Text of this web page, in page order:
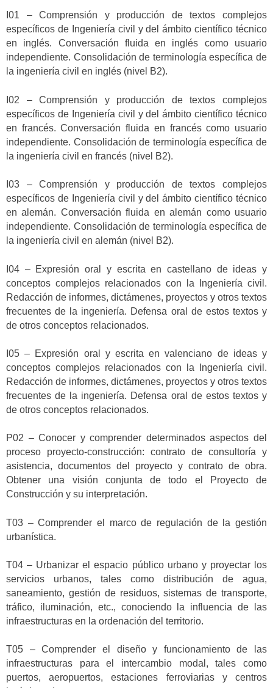
I01 – Comprensión y producción de textos complejos
específicos de Ingeniería civil y del ámbito científico técnico
en inglés. Conversación fluida en inglés como usuario
independiente. Consolidación de terminología específica de
la ingeniería civil en inglés (nivel B2).
I02 – Comprensión y producción de textos complejos
específicos de Ingeniería civil y del ámbito científico técnico
en francés. Conversación fluida en francés como usuario
independiente. Consolidación de terminología específica de
la ingeniería civil en francés (nivel B2).
I03 – Comprensión y producción de textos complejos
específicos de Ingeniería civil y del ámbito científico técnico
en alemán. Conversación fluida en alemán como usuario
independiente. Consolidación de terminología específica de
la ingeniería civil en alemán (nivel B2).
I04 – Expresión oral y escrita en castellano de ideas y
conceptos complejos relacionados con la Ingeniería civil.
Redacción de informes, dictámenes, proyectos y otros textos
frecuentes de la ingeniería. Defensa oral de estos textos y
de otros conceptos relacionados.
I05 – Expresión oral y escrita en valenciano de ideas y
conceptos complejos relacionados con la Ingeniería civil.
Redacción de informes, dictámenes, proyectos y otros textos
frecuentes de la ingeniería. Defensa oral de estos textos y
de otros conceptos relacionados.
P02 – Conocer y comprender determinados aspectos del
proceso proyecto-construcción: contrato de consultoría y
asistencia, documentos del proyecto y contrato de obra.
Obtener una visión conjunta de todo el Proyecto de
Construcción y su interpretación.
T03 – Comprender el marco de regulación de la gestión
urbanística.
T04 – Urbanizar el espacio público urbano y proyectar los
servicios urbanos, tales como distribución de agua,
saneamiento, gestión de residuos, sistemas de transporte,
tráfico, iluminación, etc., conociendo la influencia de las
infraestructuras en la ordenación del territorio.
T05 – Comprender el diseño y funcionamiento de las
infraestructuras para el intercambio modal, tales como
puertos, aeropuertos, estaciones ferroviarias y centros